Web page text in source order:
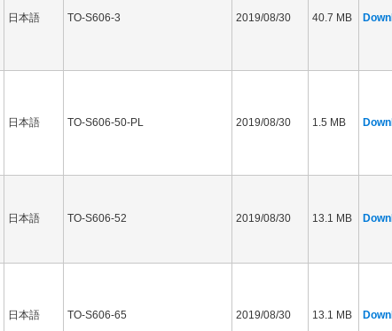
日本語 TO-S606-3 2019/08/30 40.7 MB
日本語 TO-S606-50-PL 2019/08/30 1.5 MB
日本語 TO-S606-52 2019/08/30 13.1 MB
日本語 TO-S606-65 2019/08/30 13.1 MB